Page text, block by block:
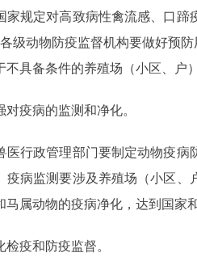
定对高致病性禽流感、口蹄
级动物防疫监督机构要做好预
不具备条件的养殖场（小区、户
疫病的监测和净化。
政管理部门要制定动物疫病
疫病监测要涉及养殖场（小区
马属动物的疫病净化，达到国家
疫和防疫监督。